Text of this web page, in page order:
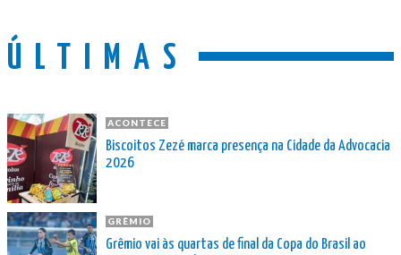
ÚLTIMAS
ACONTECE
Biscoitos Zezé marca presença na Cidade da Advocacia
2026
GRÊMIO
Grêmio vai às quartas de final da Copa do Brasil ao